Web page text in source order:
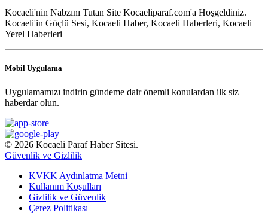
Kocaeli'nin Nabzını Tutan Site Kocaeliparaf.com'a Hoşgeldiniz.
Kocaeli'in Güçlü Sesi, Kocaeli Haber, Kocaeli Haberleri, Kocaeli
Yerel Haberleri
Mobil Uygulama
Uygulamamızı indirin gündeme dair önemli konulardan ilk siz
haberdar olun.
© 2026 Kocaeli Paraf Haber Sitesi.
Güvenlik ve Gizlilik
KVKK Aydınlatma Metni
Kullanım Koşulları
Gizlilik ve Güvenlik
Çerez Politikası